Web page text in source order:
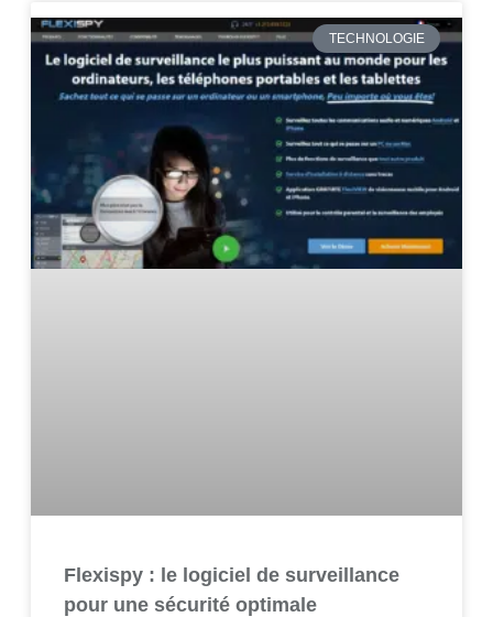
TECHNOLOGIE
Flexispy : le logiciel de surveillance
pour une sécurité optimale